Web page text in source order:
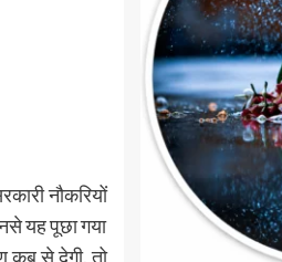
नौकरियों
यह पूछा गया
कब से देगी, तो